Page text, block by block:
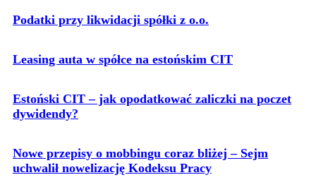
Podatki przy likwidacji spółki z o.o.
Leasing auta w spółce na estońskim CIT
Estoński CIT – jak opodatkować zaliczki na poczet
dywidendy?
Nowe przepisy o mobbingu coraz bliżej – Sejm
uchwalił nowelizację Kodeksu Pracy